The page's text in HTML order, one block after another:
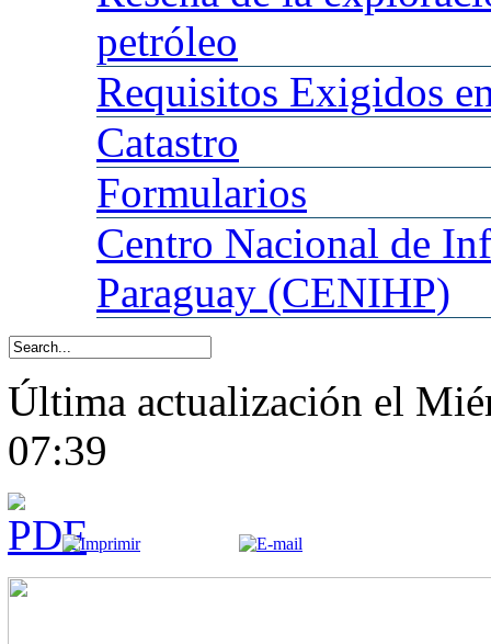
petróleo
Requisitos Exigidos
Catastro
Formularios
Centro Nacional de
Paraguay (CENIHP)
Última actualización el
07:39